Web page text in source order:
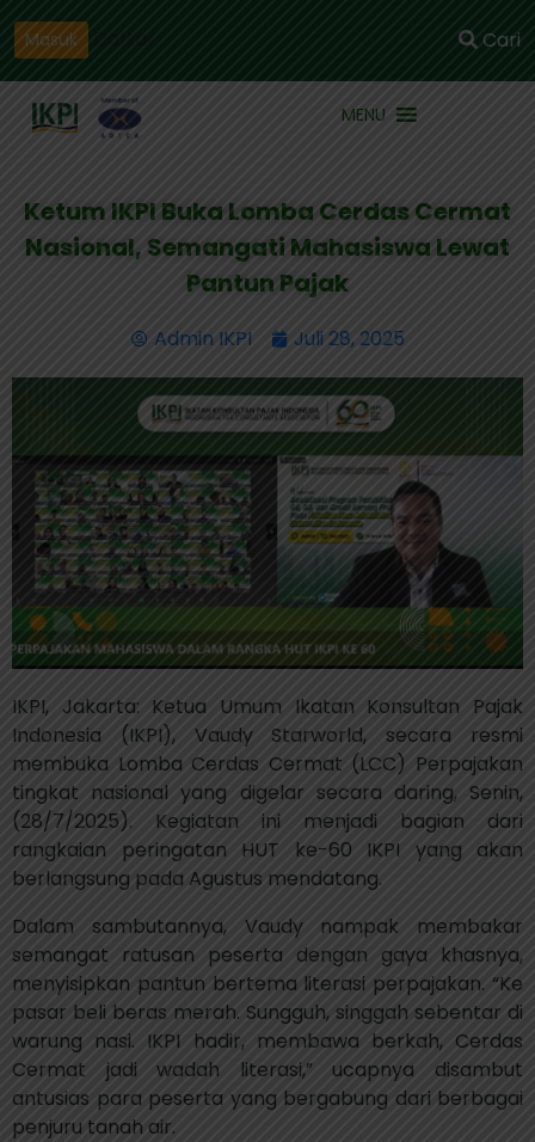
Masuk Cari
MENU
Ketum IKPI Buka Lomba Cerdas Cermat
Nasional, Semangati Mahasiswa Lewat
Pantun Pajak
Admin IKPI Juli 28, 2025
IKPI, Jakarta: Ketua Umum Ikatan Konsultan Pajak
Indonesia (IKPI), Vaudy Starworld, secara resmi
membuka Lomba Cerdas Cermat (LCC) Perpajakan
tingkat nasional yang digelar secara daring, Senin,
(28/7/2025). Kegiatan ini menjadi bagian dari
rangkaian peringatan HUT ke-60 IKPI yang akan
berlangsung pada Agustus mendatang.
Dalam sambutannya, Vaudy nampak membakar
semangat ratusan peserta dengan gaya khasnya,
menyisipkan pantun bertema literasi perpajakan. “Ke
pasar beli beras merah. Sungguh, singgah sebentar di
warung nasi. IKPI hadir, membawa berkah, Cerdas
Cermat jadi wadah literasi,” ucapnya disambut
antusias para peserta yang bergabung dari berbagai
penjuru tanah air.